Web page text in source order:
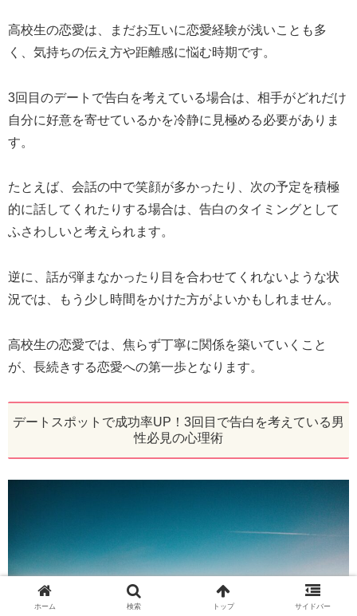
高校生の恋愛は、まだお互いに恋愛経験が浅いことも多
く、気持ちの伝え方や距離感に悩む時期です。
3回目のデートで告白を考えている場合は、相手がどれだけ
自分に好意を寄せているかを冷静に見極める必要がありま
す。
たとえば、会話の中で笑顔が多かったり、次の予定を積極
的に話してくれたりする場合は、告白のタイミングとして
ふさわしいと考えられます。
逆に、話が弾まなかったり目を合わせてくれないような状
況では、もう少し時間をかけた方がよいかもしれません。
高校生の恋愛では、焦らず丁寧に関係を築いていくこと
が、長続きする恋愛への第一歩となります。
デートスポットで成功率UP！3回目で告白を考えている男
性必見の心理術
ホーム 検索 トップ サイドバー